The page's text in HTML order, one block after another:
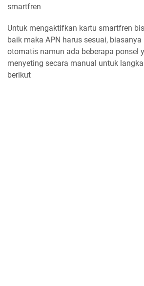
smartfren
Untuk mengaktifkan kartu smartfren
baik maka APN harus sesuai,
otomatis namun ada beberapa ponsel
menyeting secara manual untuk
berikut